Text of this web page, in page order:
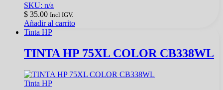
SKU: n/a
$ 35.00 Incl IGV.
Añadir al carrito
Tinta HP
TINTA HP 75XL COLOR CB338WL
Tinta HP